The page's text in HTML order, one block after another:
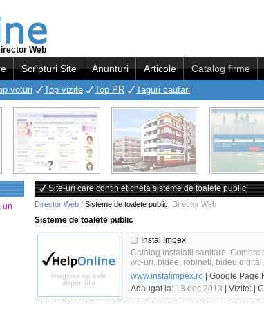
Web
Scripturi Site Anunturi Articole Catalog firme
voturi Top vizite Top PR Taguri cautari
un
Site-uri care contin eticheta sisteme de toalete public
Director Web / Sisteme de toalete public Director Web
Sisteme de toalete public
Instal Impex
Catalog instalatii sanitare.
wc-uri, bidee, robineti, bideu
www.instalimpex.ro | Google Page
Adaugat la: 13 dec 2013 | Vizite: |